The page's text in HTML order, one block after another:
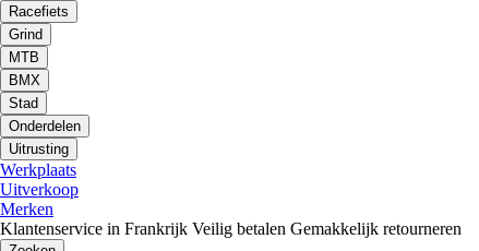
Racefiets
Grind
MTB
BMX
Stad
Onderdelen
Uitrusting
Werkplaats
Uitverkoop
Merken
Klantenservice in Frankrijk Veilig betalen Gemakkelijk retourneren